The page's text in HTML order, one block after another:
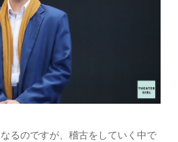
るのですが、稽古をしていく中で